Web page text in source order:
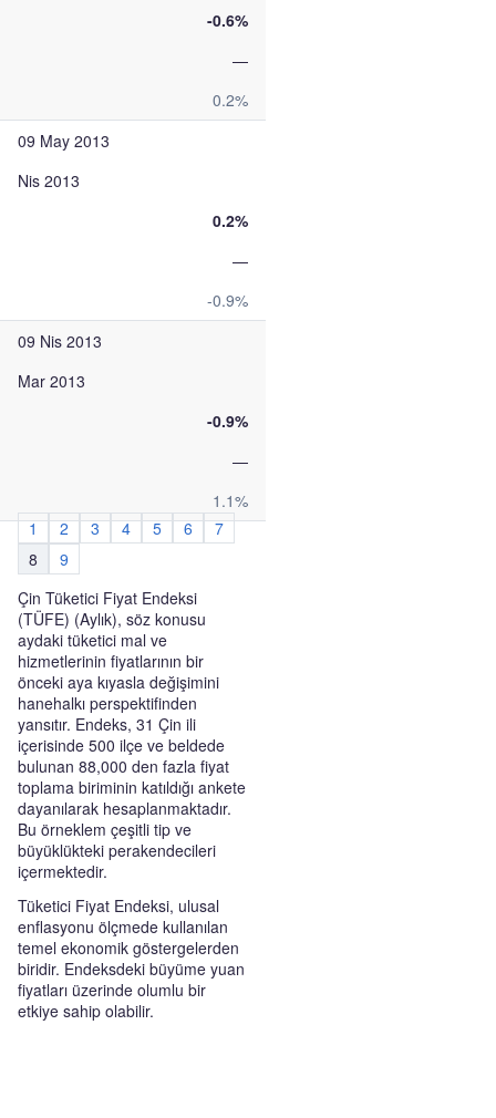
-0.6%
—
0.2%
09 May 2013
Nis 2013
0.2%
—
-0.9%
09 Nis 2013
Mar 2013
-0.9%
—
1.1%
1
2 3 4 5 6
7
8
9
Çin Tüketici Fiyat Endeksi
(TÜFE) (Aylık), söz konusu
aydaki tüketici mal ve
hizmetlerinin fiyatlarının bir
önceki aya kıyasla değişimini
hanehalkı perspektifinden
yansıtır. Endeks, 31 Çin ili
içerisinde 500 ilçe ve beldede
bulunan 88,000 den fazla fiyat
toplama biriminin katıldığı ankete
dayanılarak hesaplanmaktadır.
Bu örneklem çeşitli tip ve
büyüklükteki perakendecileri
içermektedir.
Tüketici Fiyat Endeksi, ulusal
enflasyonu ölçmede kullanılan
temel ekonomik göstergelerden
biridir. Endeksdeki büyüme yuan
fiyatları üzerinde olumlu bir
etkiye sahip olabilir.